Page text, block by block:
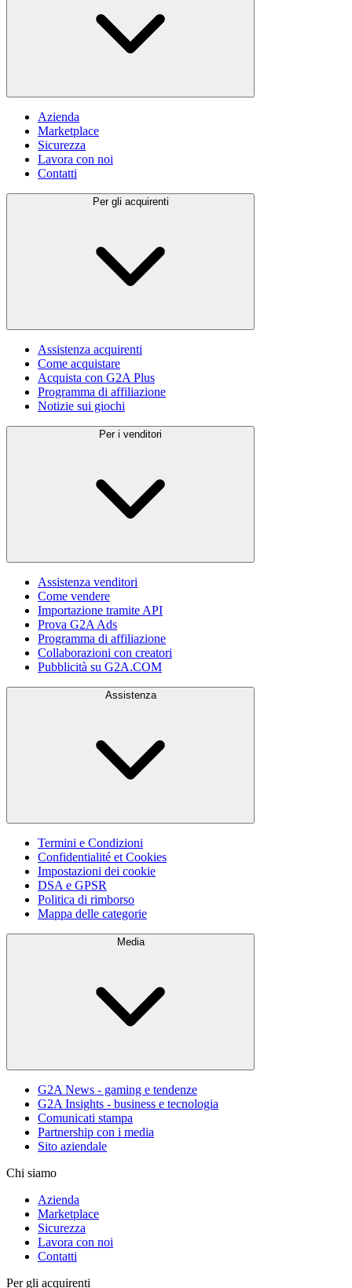
Azienda
Marketplace
Sicurezza
Lavora con noi
Contatti
Per gli acquirenti
Assistenza acquirenti
Come acquistare
Acquista con G2A Plus
Programma di affiliazione
Notizie sui giochi
Per i venditori
Assistenza venditori
Come vendere
Importazione tramite API
Prova G2A Ads
Programma di affiliazione
Collaborazioni con creatori
Pubblicità su G2A.COM
Assistenza
Termini e Condizioni
Confidentialité et Cookies
Impostazioni dei cookie
DSA e GPSR
Politica di rimborso
Mappa delle categorie
Media
G2A News - gaming e tendenze
G2A Insights - business e tecnologia
Comunicati stampa
Partnership con i media
Sito aziendale
Chi siamo
Azienda
Marketplace
Sicurezza
Lavora con noi
Contatti
Per gli acquirenti